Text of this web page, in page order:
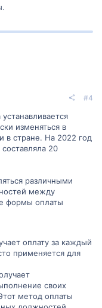
#4
изменяться в
в стране. На 2022 год
20
различными
между
формы оплаты
оплату за каждый
применяется для
своих
метод оплаты